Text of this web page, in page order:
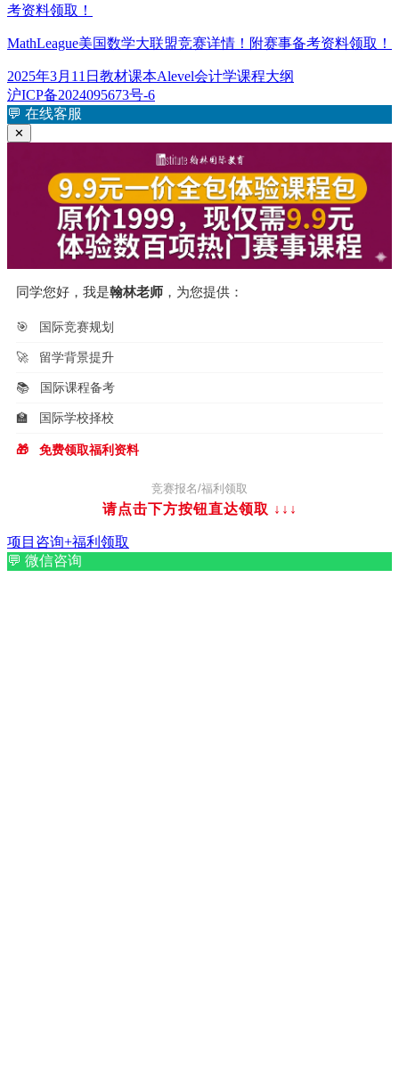
考资料领取！
MathLeague美国数学大联盟竞赛详情！附赛事备考资料领取！
发
布
于
2025年3月11日 分
类
教材课本标
Alevel会计学课程大纲
沪ICP备2024095673号-6
💬 在线客服
✕
同学您好，我是翰林老师 ，为您提供：
🎯 国际竞赛规划
🚀 留学背景提升
📚 国际课程备考
🏫 国际学校择校
🎁 免费领取福利资料
竞赛报名/福利领取
请点击下方按钮直达领取 ↓↓↓
项目咨询+福利领取
💬 微信咨询